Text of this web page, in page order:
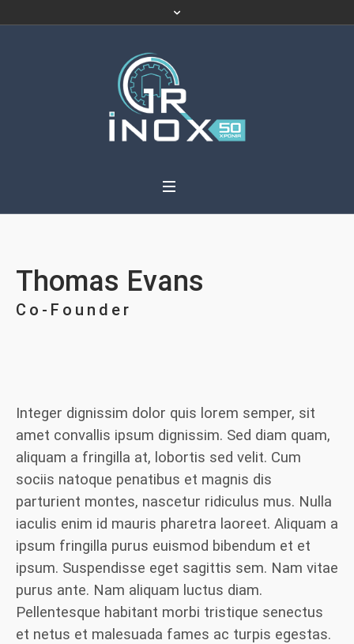
Thomas Evans
Co-Founder
Integer dignissim dolor quis lorem semper, sit
amet convallis ipsum dignissim. Sed diam quam,
aliquam a fringilla at, lobortis sed velit. Cum
sociis natoque penatibus et magnis dis
parturient montes, nascetur ridiculus mus. Nulla
iaculis enim id mauris pharetra laoreet. Aliquam a
ipsum fringilla purus euismod bibendum et et
ipsum. Suspendisse eget sagittis sem. Nam vitae
purus ante. Nam aliquam luctus diam.
Pellentesque habitant morbi tristique senectus
et netus et malesuada fames ac turpis egestas.